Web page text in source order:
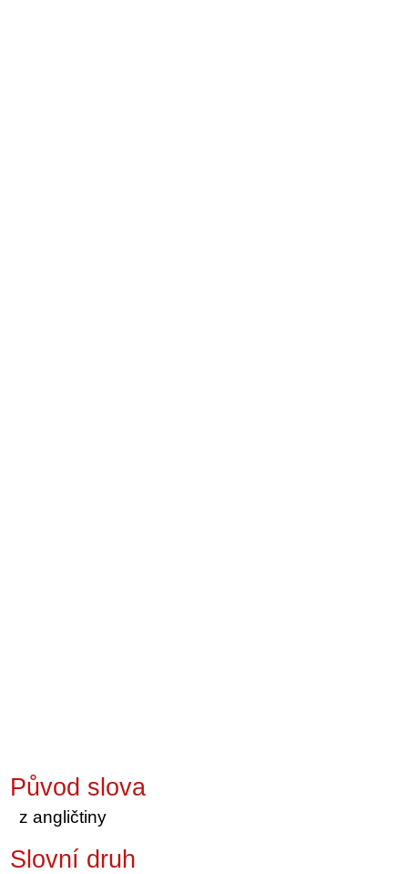
Původ slova
z angličtiny
Slovní druh